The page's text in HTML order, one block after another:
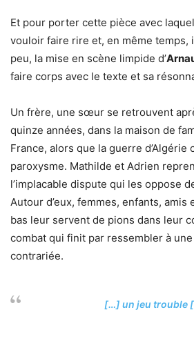
Et pour porter cette pièce avec
vouloir faire rire et, en même temps,
peu, la mise en scène limpide d’
faire corps avec le texte et sa
Un frère, une sœur se retrouvent
quinze années, dans la maison de
France, alors que la guerre d’Algérie
paroxysme. Mathilde et Adrien
l’implacable dispute qui les oppose
Autour d’eux, femmes, enfants,
bas leur servent de pions dans leur
combat qui finit par ressembler à une
contrariée.
[…] un jeu trouble